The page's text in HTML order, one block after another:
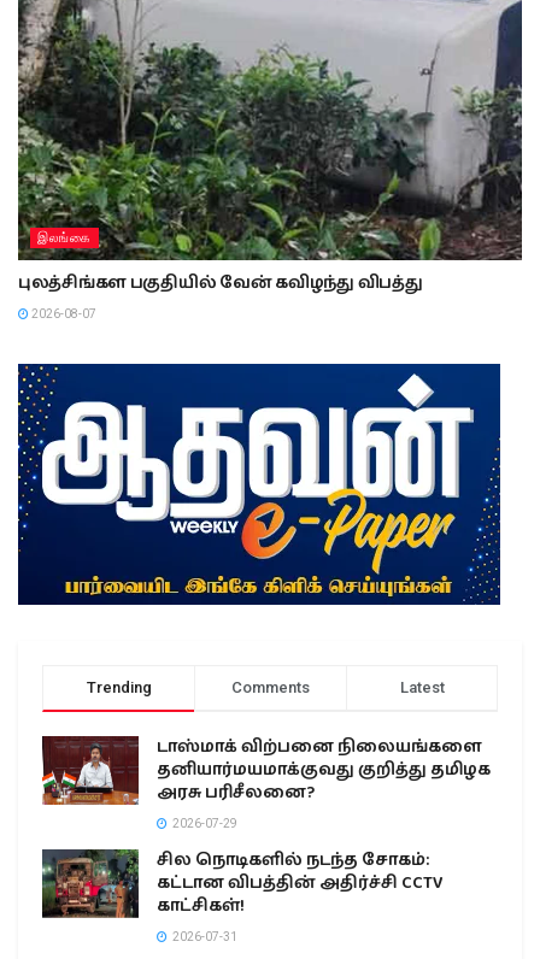
இலங்கை
புலத்சிங்கள பகுதியில் வேன் கவிழந்து விபத்து
2026-08-07
Trending Comments Latest
டாஸ்மாக் விற்பனை நிலையங்களை
தனியார்மயமாக்குவது குறித்து தமிழக
அரசு பரிசீலனை?
2026-07-29
சில நொடிகளில் நடந்த சோகம்:
கட்டான விபத்தின் அதிர்ச்சி CCTV
காட்சிகள்!
2026-07-31